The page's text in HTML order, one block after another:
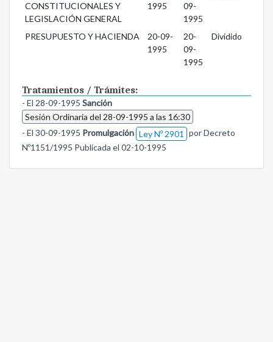
CONSTITUCIONALES Y
LEGISLACIÓN GENERAL
1995
09-
1995
PRESUPUESTO Y HACIENDA
20-09-
1995
20-
09-
1995
Dividido
Tratamientos / Trámites:
- El 28-09-1995 Sanción
Sesión Ordinaria del 28-09-1995 a las 16:30
- El 30-09-1995 Promulgación Ley Nº 2901
por Decreto
Nº1151/1995 Publicada el 02-10-1995